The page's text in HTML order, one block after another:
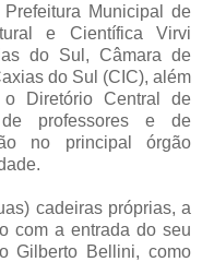
Municipal de
e Científica Virvi
do Sul, Câmara de
do Sul (CIC), além
Diretório Central de
professores e de
no principal órgão
cadeiras próprias, a
com a entrada do seu
Gilberto Bellini, como